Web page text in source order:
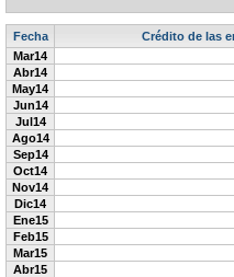
Fecha
Crédito de las
Mar14
Abr14
May14
Jun14
Jul14
Ago14
Sep14
Oct14
Nov14
Dic14
Ene15
Feb15
Mar15
Abr15